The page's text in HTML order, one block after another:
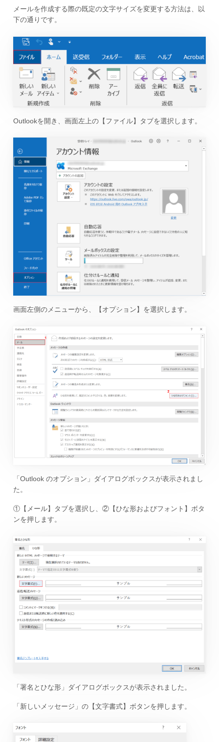
メールを作成する際の既定の文字サイズを変更する方法は、以
下の通りです。
Outlookを開き、画面左上の【ファイル】タブを選択します。
画面左側のメニューから、【オプション】を選択します。
「Outlook のオプション」ダイアログボックスが表示されまし
た。
①【メール】タブを選択し、②【ひな形およびフォント】ボタ
ンを押します。
「署名とひな形」ダイアログボックスが表示されました。
「新しいメッセージ」の【文字書式】ボタンを押します。